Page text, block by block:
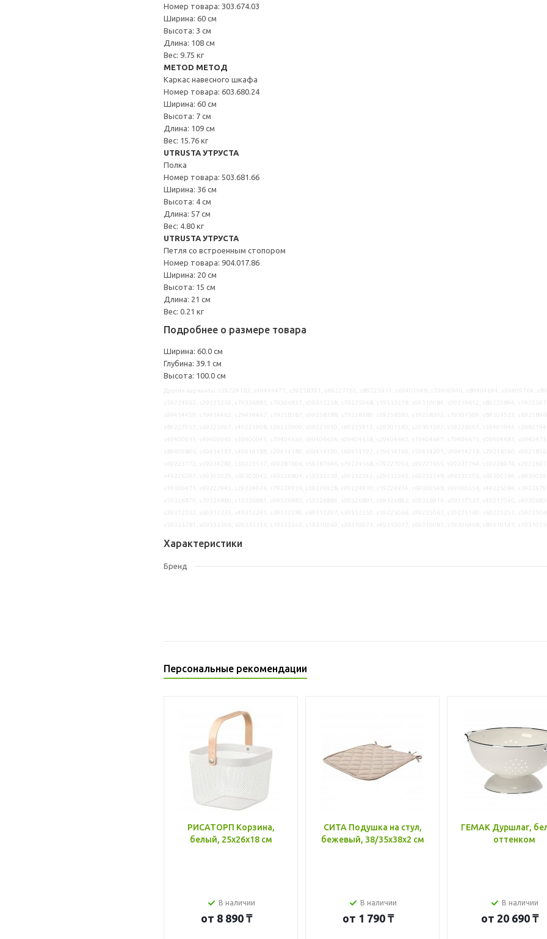
Номер товара: 303.674.03
Ширина: 60 см
Высота: 3 см
Длина: 108 см
Вес: 9.75 кг
METOD МЕТОД
Каркас навесного шкафа
Номер товара: 603.680.24
Ширина: 60 см
Высота: 7 см
Длина: 109 см
Вес: 15.76 кг
UTRUSTA УТРУСТА
Полка
Номер товара: 503.681.66
Ширина: 36 см
Высота: 4 см
Длина: 57 см
Вес: 4.80 кг
UTRUSTA УТРУСТА
Петля со встроенным стопором
Номер товара: 904.017.86
Ширина: 20 см
Высота: 15 см
Длина: 21 см
Вес: 0.21 кг
Подробнее о размере товара
Ширина: 60.0 см
Глубина: 39.1 см
Высота: 100.0 см
Характеристики
Бренд
Персональные рекомендации
РИСАТОРП Корзина,
белый, 25x26x18 см
В наличии
от 8 890 ₸
СИТА Подушка на стул,
бежевый, 38/35x38x2 см
В наличии
от 1 790 ₸
ГЕМАК Дуршлаг,
оттенком
В наличии
от 20 690 ₸